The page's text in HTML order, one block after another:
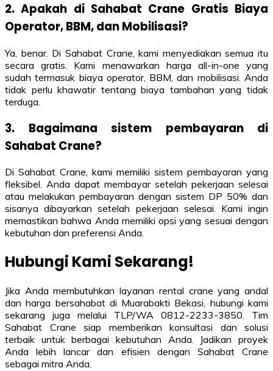
2. Apakah di Sahabat Crane Gratis Biaya
Operator, BBM, dan Mobilisasi?
Ya, benar. Di Sahabat Crane, kami menyediakan semua itu
secara gratis. Kami menawarkan harga all-in-one yang
sudah termasuk biaya operator, BBM, dan mobilisasi. Anda
tidak perlu khawatir tentang biaya tambahan yang tidak
terduga.
3. Bagaimana sistem pembayaran di
Sahabat Crane?
Di Sahabat Crane, kami memiliki sistem pembayaran yang
fleksibel. Anda dapat membayar setelah pekerjaan selesai
atau melakukan pembayaran dengan sistem DP 50% dan
sisanya dibayarkan setelah pekerjaan selesai. Kami ingin
memastikan bahwa Anda memiliki opsi yang sesuai dengan
kebutuhan dan preferensi Anda.
Hubungi Kami Sekarang!
Jika Anda membutuhkan layanan rental crane yang andal
dan harga bersahabat di Muarabakti Bekasi, hubungi kami
sekarang juga melalui TLP/WA 0812-2233-3850. Tim
Sahabat Crane siap memberikan konsultasi dan solusi
terbaik untuk berbagai kebutuhan Anda. Jadikan proyek
Anda lebih lancar dan efisien dengan Sahabat Crane
sebagai mitra Anda.